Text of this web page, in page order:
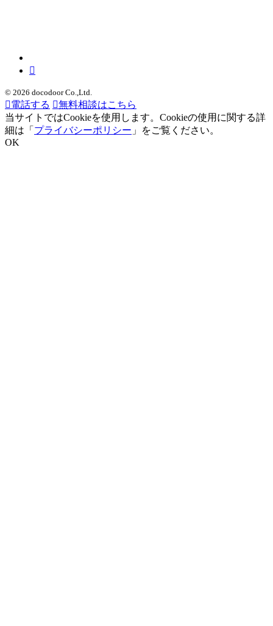
© 2026 docodoor Co.,Ltd.
電話する
無料相談はこちら
当サイトではCookieを使用します。Cookieの使用に関する詳
細は「 プライバシーポリシー 」をご覧ください。
OK